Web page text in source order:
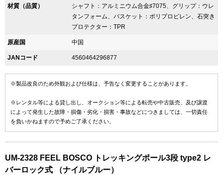
材質（品質）
シャフト：アルミニウム合金♯7075、グリップ：ウレ
タンフォーム、バスケット：ポリプロピレン、石突き
プロテクター：TPR
原産国 中国
JANコード 4560464296877
※製品改良のため外観および仕様は、予告なく変更することがあります。
※レンタル等による貸し出し、オークション等による転売や中古販売、及び譲渡
によって発生した故障・損傷・劣化・損害・事故などにつきましては、一切責任
を負いかねますので予めご了承ください。
UM-2328 FEEL BOSCO トレッキングポール3段 type2 レ
バーロック式 （ナイルブルー）